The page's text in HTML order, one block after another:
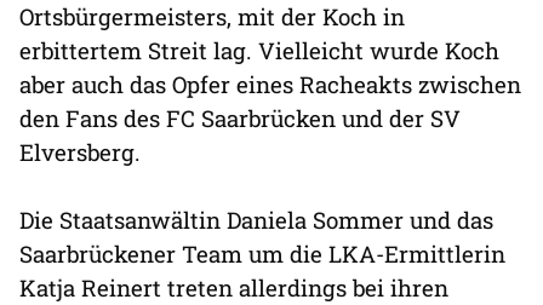
Ortsbürgermeisters, mit der Koch in
erbittertem Streit lag. Vielleicht wurde Koch
aber auch das Opfer eines Racheakts zwischen
den Fans des FC Saarbrücken und der SV
Elversberg.
Die Staatsanwältin Daniela Sommer und das
Saarbrückener Team um die LKA-Ermittlerin
Katja Reinert treten allerdings bei ihren